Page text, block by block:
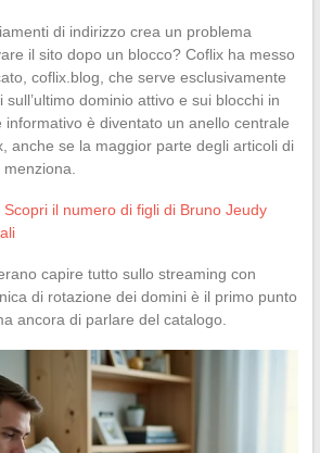
di indirizzo crea un problema
il sito dopo un blocco? Coflix ha messo
coflix.blog, che serve esclusivamente
dominio attivo e sui blocchi in
informativo è diventato un anello centrale
anche se la maggior parte degli articoli di
Scopri il numero di figli di Bruno Jeudy
capire tutto sullo streaming con
di rotazione dei domini è il primo punto
ancora di parlare del catalogo.